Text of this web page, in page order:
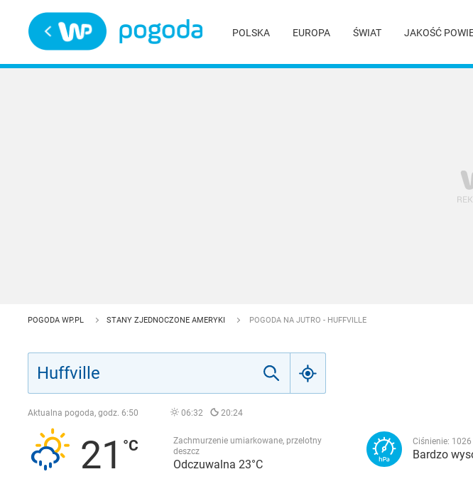
POLSKA EUROPA ŚWIAT JAKOŚĆ
POGODA WP.PL STANY ZJEDNOCZONE AMERYKI POGODA NA JUTRO - HUFFVILLE
Aktualna pogoda, godz. 6:50 06:32 20:24
21
Zachmurzenie umiarkowane, przelotny
deszcz
Odczuwalna 23°C
Ciśnienie: 1026
Bardzo